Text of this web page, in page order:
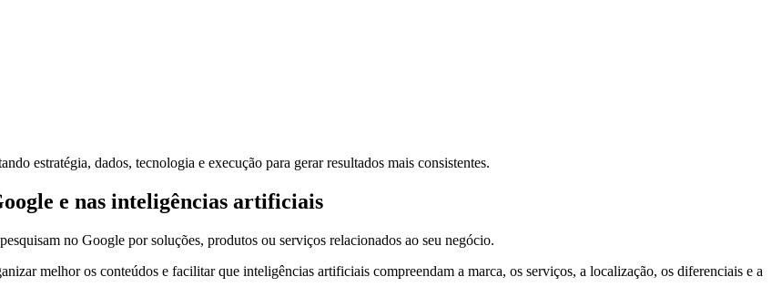
estratégia, dados, tecnologia e execução para gerar resultados mais consistentes.
e nas inteligências artificiais
no Google por soluções, produtos ou serviços relacionados ao seu negócio.
melhor os conteúdos e facilitar que inteligências artificiais compreendam a marca, os serviços, a localização, os diferenciais e a